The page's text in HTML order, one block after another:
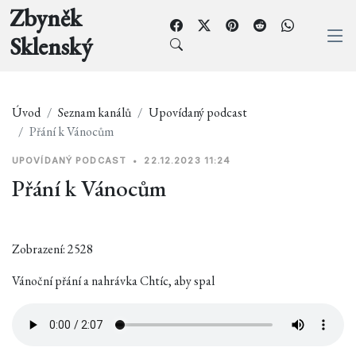
Zbyněk
Sklenský
Úvod Seznam kanálů
Upovídaný podcast
Přání k Vánocům
UPOVÍDANÝ PODCAST • 22.12.2023 11:24
Přání k Vánocům
Zobrazení: 2528
Vánoční přání a nahrávka Chtíc, aby spal